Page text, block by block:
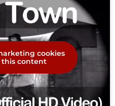
cookies
content